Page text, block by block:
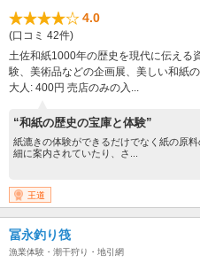
4.0
(口コミ 42件)
土佐和紙1000年の歴史を現代に伝える
験、美術品などの企画展、美しい和紙
大人: 400円 売店のみの入...
“和紙の歴史の宝庫と体験”
紙漉きの体験ができるだけでなく紙の原
細に案内されていたり、さ...
王道
冨永釣り筏
漁業体験・潮干狩り・地引網